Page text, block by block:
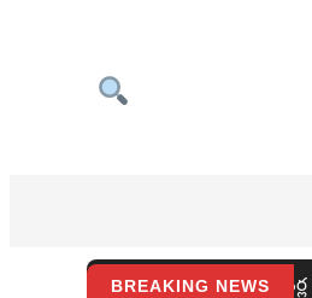
BREAKING NEWS
కు ఆర్య సంఘం సభ్యులు చిరు